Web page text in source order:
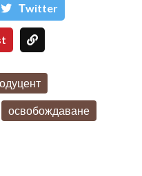
Тwitter
освобождаване